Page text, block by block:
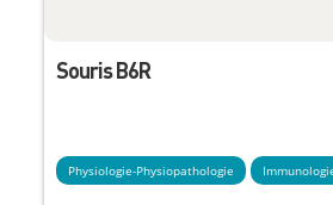
Souris B6R
Physiologie-Physiopathologie